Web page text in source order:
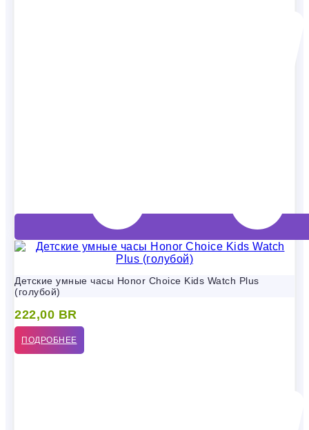
Детские умные часы Honor Choice Kids Watch Plus
(голубой)
222,00 BR
ПОДРОБНЕЕ